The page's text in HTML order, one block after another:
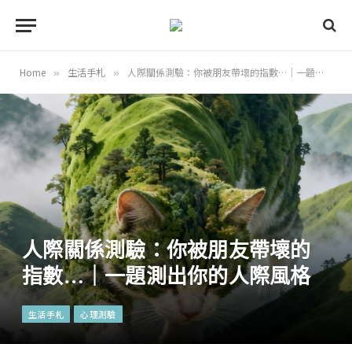
Home » 生活手札 » 人際關係測驗：你被朋友帶壞的指數…｜一題測出你的人際風格
人際關係測驗：你被朋友帶壞的
指數…｜一題測出你的人際風格
生活手札 心理測驗